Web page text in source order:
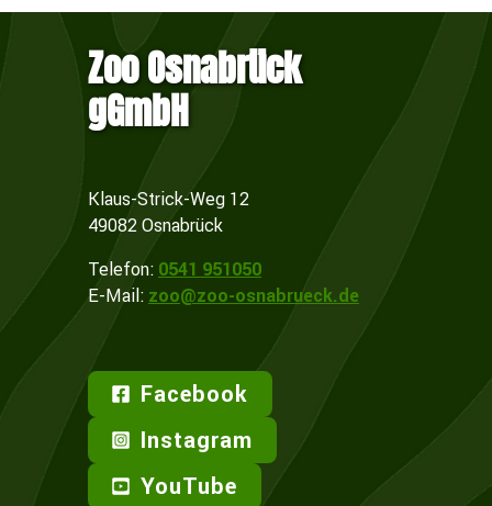
Zoo Osnabrück
gGmbH
Klaus-Strick-Weg 12
49082 Osnabrück
Telefon: 0541 951050
E-Mail: zoo@zoo-osnabrueck.de
Facebook
Instagram
YouTube